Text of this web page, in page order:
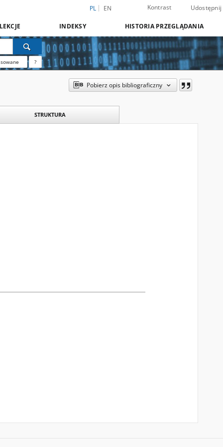
PL EN Kontrast Udostępnij
INDEKSY HISTORIA PRZEGLĄDANIA
?
Pobierz opis bibliograficzny
STRUKTURA